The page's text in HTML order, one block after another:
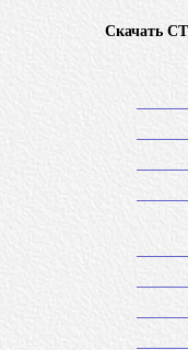
Скачать